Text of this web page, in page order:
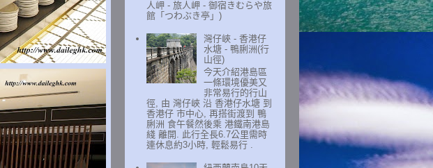
人岬 - 旅人岬 - 御宿きむらや旅
館「つわぶき亭」)
灣仔峽 - 香港仔
水塘 - 鴨脷洲(行
山徑)
今天介紹港島區
一條環境優美又
非常易行的行山
徑, 由 灣仔峽 沿 香港仔水塘 到
香港仔 市中心, 再搭街渡到 鴨
脷洲 食午餐然後乘 港鐵南港島
綫 離開. 此行全長6.7公里需時
連休息約3小時, 輕鬆易行 .